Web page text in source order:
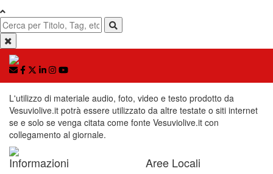
L'utilizzo di materiale audio, foto, video e testo prodotto da
Vesuviolive.it potrà essere utilizzato da altre testate o siti internet
se e solo se venga citata come fonte Vesuviolive.it con
collegamento al giornale.
Informazioni Aree Locali